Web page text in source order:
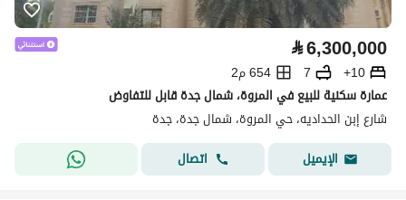
⃁6,300,000
10+
7
654 م2
عمارة سكنية للبيع في المروة، شمال جدة قابل للتفاوض
شارع إبن الحداديه، حي المروة، شمال جدة، جدة
الإيميل
اتصال